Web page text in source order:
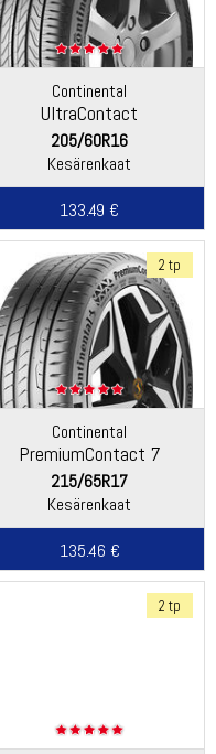
Continental
UltraContact
205/60R16
Kesärenkaat
133.49 €
2 tp
Continental
PremiumContact 7
215/65R17
Kesärenkaat
135.46 €
2 tp